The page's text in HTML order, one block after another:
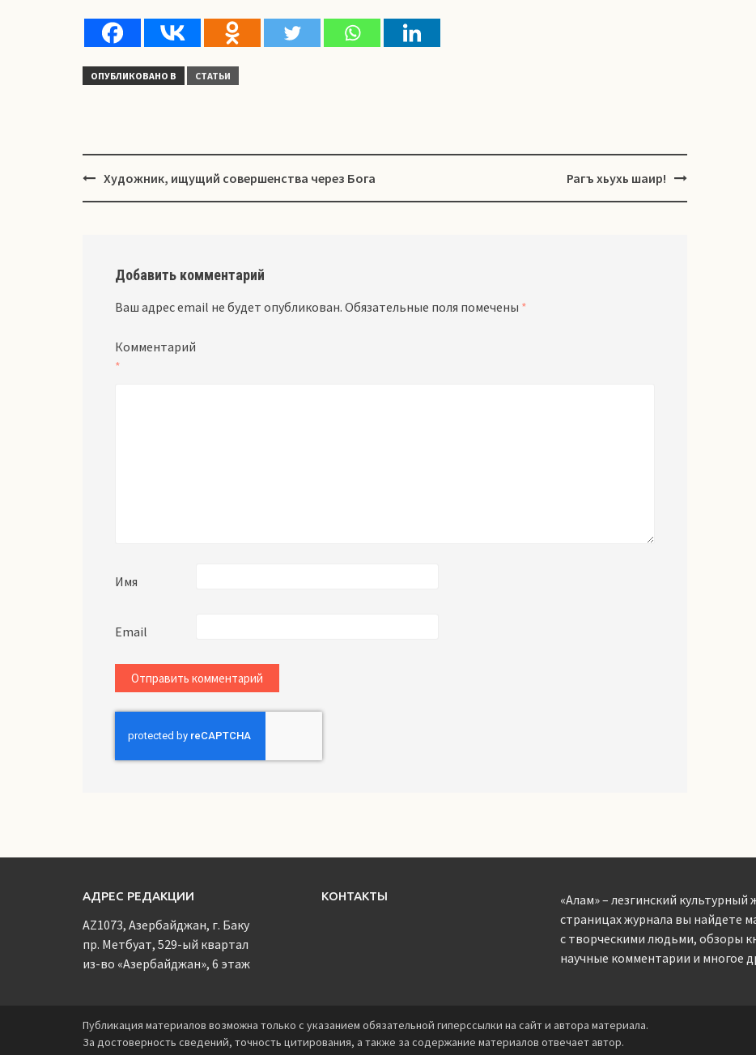
ОПУБЛИКОВАНО В СТАТЬИ
Навигация
Художник, ищущий совершенства через Бога Рагъ хьухь шаир!
Добавить комментарий
Ваш адрес email не будет опубликован. Обязательные поля помечены *
Комментарий
*
Имя
Email
АДРЕС РЕДАКЦИИ
AZ1073, Азербайджан, г. Баку
пр. Метбуат, 529-ый квартал
из-во «Азербайджан», 6 этаж
КОНТАКТЫ
«Алам» – лезгинский
страницах журнала вы найдете
с творческими людьми, обзоры
научные комментарии и многое
Публикация материалов возможна только с указанием обязательной гиперссылки на сайт и автора материала.
За достоверность сведений, точность цитирования, а также за содержание материалов отвечает автор.